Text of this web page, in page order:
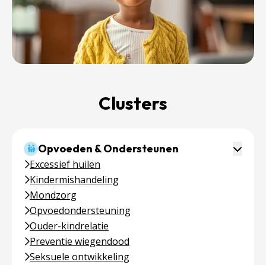
Clusters
Opvoeden & Ondersteunen
Excessief huilen
Kindermishandeling
Mondzorg
Opvoedondersteuning
Ouder-kindrelatie
Preventie wiegendood
Seksuele ontwikkeling